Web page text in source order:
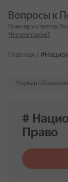
Вопросы к
Примеры ответов
Что это такое?
Главная /
Наука и
#
Право